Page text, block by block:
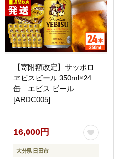
【寄附額改定】サッポロ
ヱビスビール 350ml×24
缶 エビス ビール
[ARDC005]
16,000円
大分県 日田市